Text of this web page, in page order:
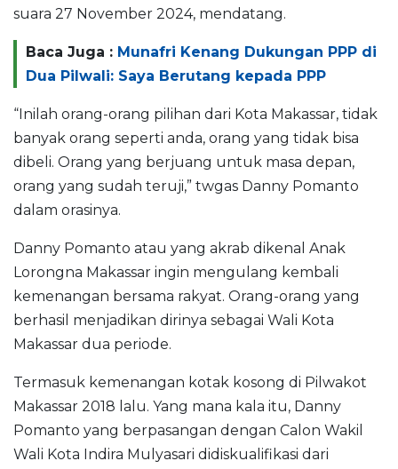
suara 27 November 2024, mendatang.
Baca Juga : Munafri Kenang Dukungan PPP di
Dua Pilwali: Saya Berutang kepada PPP
“Inilah orang-orang pilihan dari Kota Makassar, tidak
banyak orang seperti anda, orang yang tidak bisa
dibeli. Orang yang berjuang untuk masa depan,
orang yang sudah teruji,” twgas Danny Pomanto
dalam orasinya.
Danny Pomanto atau yang akrab dikenal Anak
Lorongna Makassar ingin mengulang kembali
kemenangan bersama rakyat. Orang-orang yang
berhasil menjadikan dirinya sebagai Wali Kota
Makassar dua periode.
Termasuk kemenangan kotak kosong di Pilwakot
Makassar 2018 lalu. Yang mana kala itu, Danny
Pomanto yang berpasangan dengan Calon Wakil
Wali Kota Indira Mulyasari didiskualifikasi dari